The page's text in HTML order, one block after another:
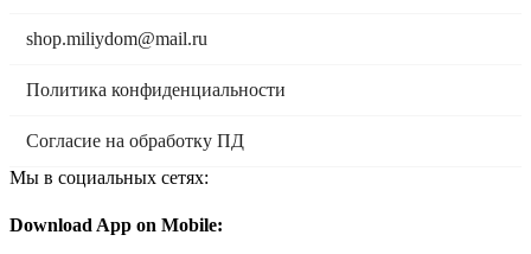
shop.miliydom@mail.ru
Политика конфиденциальности
Согласие на обработку ПД
Мы в социальных сетях:
Download App on Mobile: